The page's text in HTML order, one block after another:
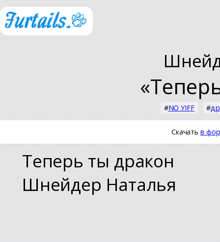
#NO YIFF #
Скачатьв
Теперь ты дракон
Шнейдер Наталья